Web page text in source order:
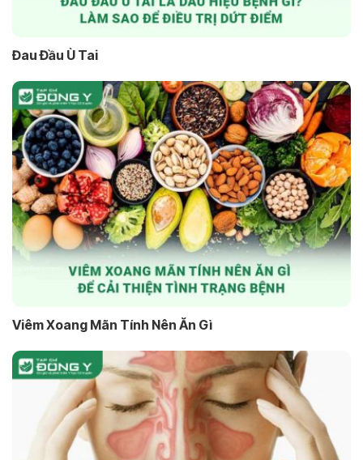
Đau Đầu Ù Tai
Viêm Xoang Mãn Tính Nên Ăn Gì